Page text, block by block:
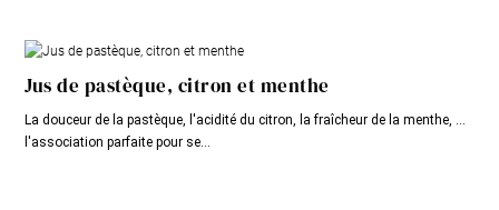
Jus de pastèque, citron et menthe
La douceur de la pastèque, l'acidité du citron, la fraîcheur de la menthe, ...
l'association parfaite pour se...